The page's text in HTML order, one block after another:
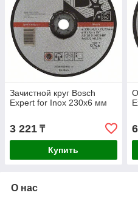
Зачистной круг Bosch
Expert for Inox 230x6 мм
3 221 ₸
Купить
О нас